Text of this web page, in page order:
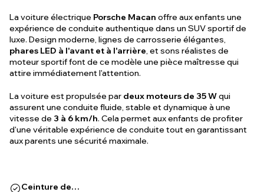
La voiture électrique Porsche Macan offre aux enfants une
expérience de conduite authentique dans un SUV sportif de
luxe. Design moderne, lignes de carrosserie élégantes,
phares LED à l'avant et à l'arrière, et sons réalistes de
moteur sportif font de ce modèle une pièce maîtresse qui
attire immédiatement l'attention.
La voiture est propulsée par deux moteurs de 35 Wqui
assurent une conduite fluide, stable et dynamique à une
vitesse de 3 à 6 km/h. Cela permet aux enfants de profiter
d'une véritable expérience de conduite tout en garantissant
aux parents une sécurité maximale.
Ceinture de…